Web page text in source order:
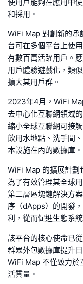
和採用。
WiFi Map 對創新的承
台可在多個平台上使
有數百萬活躍用戶。
用戶體驗遊戲化，類
擴大其用戶群。
2023年4月，WiFi
去中心化互聯網領域
縮小全球互聯網可接
飲用水地點、洗手間
本設施在內的數據庫。
WiFi Map 的擴展計劃
為了有效管理其全球
第二層區塊鏈解決方
序（dApps）的開發
利，從而促進生態系
該平台的核心使命已
群眾外包數據庫提升
WiFi Map 不僅致力於
活質量。